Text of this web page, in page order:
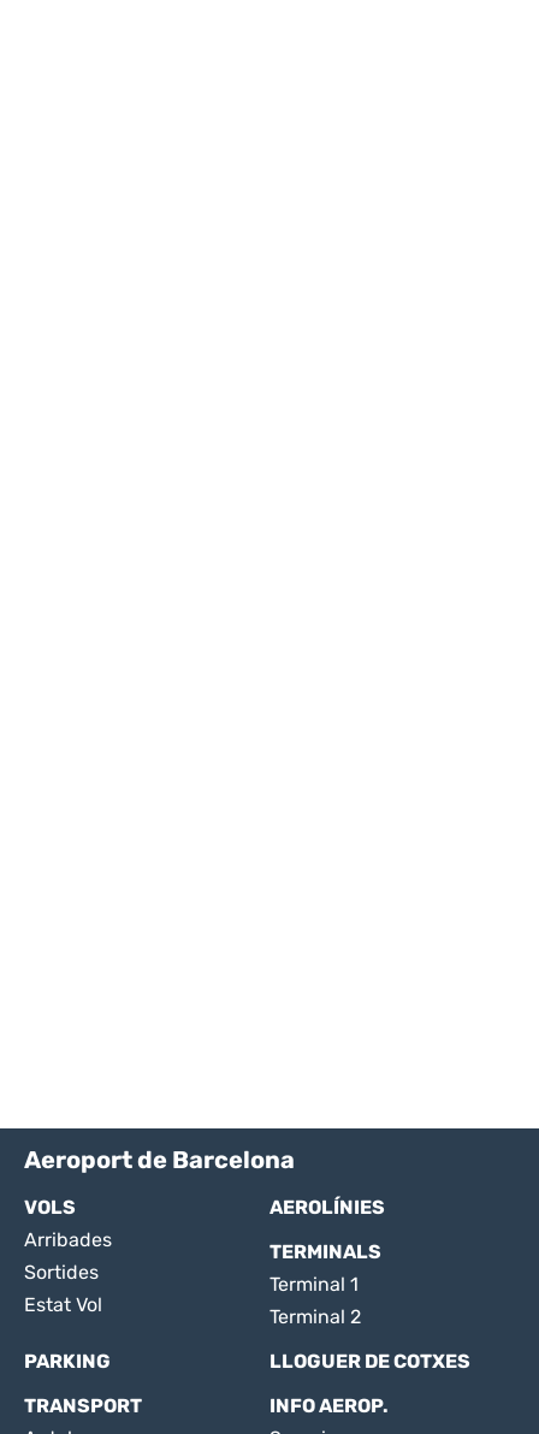
Aeroport de Barcelona
VOLS
Arribades
Sortides
Estat Vol
AEROLÍNIES
TERMINALS
Terminal 1
Terminal 2
PARKING
LLOGUER DE COTXES
TRANSPORT
INFO AEROP.